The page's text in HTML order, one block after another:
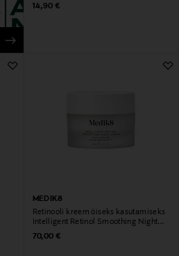
Original Price
14,90 €
MEDIK8
Retinooli kreem öiseks kasutamiseks
Intelligent Retinol Smoothing Night
Cream, 50 ml
Original Price
70,00 €